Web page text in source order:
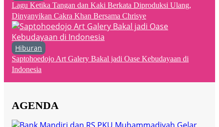
Lagu Ketika Tangan dan Kaki Berkata Diproduksi Ulang,
Dinyanyikan Cakra Khan Bersama Chrisye
Hiburan
Saptohoedojo Art Galery Bakal jadi Oase Kebudayaan di
Indonesia
AGENDA